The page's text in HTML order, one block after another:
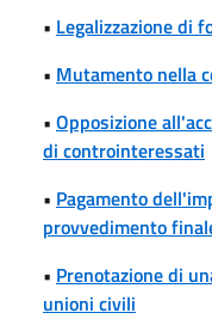
• Legalizzazione di
• Mutamento nella
• Opposizione
di controinteressati
• Pagamento
provvedimento
• Prenotazione di
unioni civili